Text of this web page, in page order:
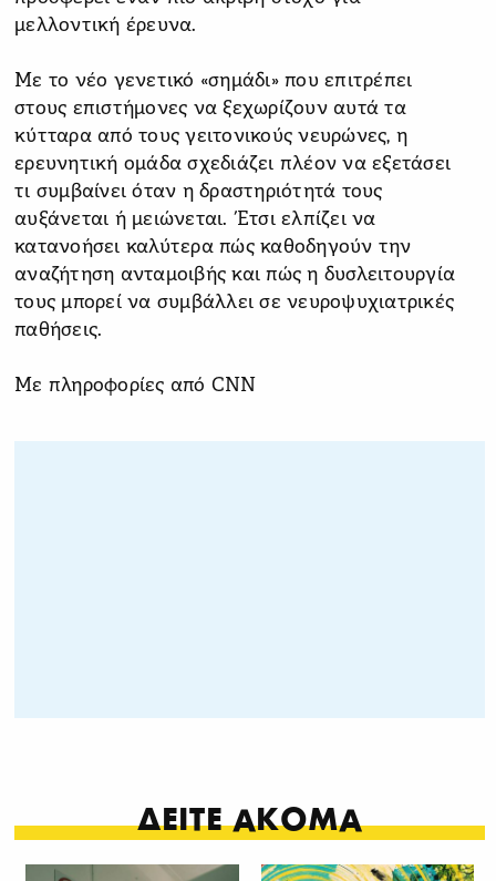
μελλοντική έρευνα.
Με το νέο γενετικό «σημάδι» που επιτρέπει
στους επιστήμονες να ξεχωρίζουν αυτά τα
κύτταρα από τους γειτονικούς νευρώνες, η
ερευνητική ομάδα σχεδιάζει πλέον να εξετάσει
τι συμβαίνει όταν η δραστηριότητά τους
αυξάνεται ή μειώνεται. Έτσι ελπίζει να
κατανοήσει καλύτερα πώς καθοδηγούν την
αναζήτηση ανταμοιβής και πώς η δυσλειτουργία
τους μπορεί να συμβάλλει σε νευροψυχιατρικές
παθήσεις.
Με πληροφορίες από CNN
ΔΕΙΤΕ ΑΚΟΜΑ